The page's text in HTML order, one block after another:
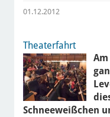
01.12.2012
Theaterfahrt
Schneeweißchen